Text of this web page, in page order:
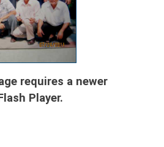
requires a newer
Player.